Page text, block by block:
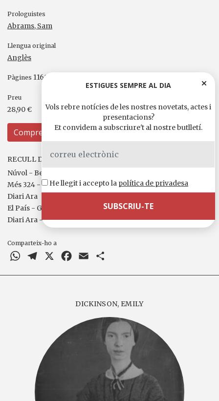
Prologuistes
Abrams, Sam
Llengua original
Anglès
Pàgines 1168
Preu
28,90 €
Compreu
RECULL DE PREMSA I MITJANS
Núvol - Bernat Puigtobella
Més 324 - Marina Romero
Diari Ara
El País - Gonzalo Torné
Diari Ara - Jordi Nopca
Comparteix-ho a
WhatsAppTelegram Facebook
Email
DICKINSON, EMILY
ESTIGUES SEMPRE AL DIA
Vols rebre notícies de les nostres novetats, actes i
presentacions?
Et convidem a subscriure't al nostre butlletí.
He llegit i accepto la política de privadesa